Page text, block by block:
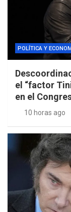
POLÍTICA Y
el “factor
en el
10 horas ago